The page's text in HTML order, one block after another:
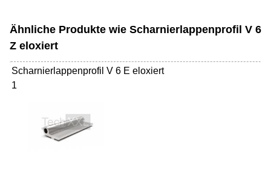
Ähnliche Produkte wie Scharnierlappenprofil V 6
Z eloxiert
Scharnierlappenprofil V 6 E eloxiert
1